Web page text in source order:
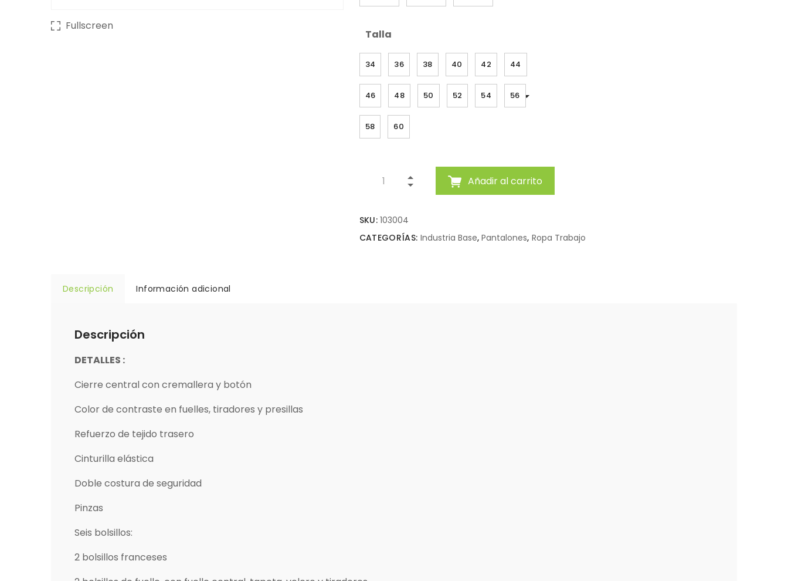
Fullscreen
Talla
34 36 38 40 42 44
46 48 50 52 54 56
58 60
Añadir al carrito
SKU:103004
CATEGORÍAS: Industria Base,Pantalones,Ropa Trabajo
Descripción Información adicional
Descripción
DETALLES :
Cierre central con cremallera y botón
Color de contraste en fuelles, tiradores y presillas
Refuerzo de tejido trasero
Cinturilla elástica
Doble costura de seguridad
Pinzas
Seis bolsillos:
2 bolsillos franceses